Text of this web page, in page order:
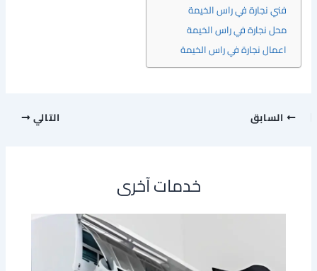
فني نجارة في راس الخيمة
محل نجارة في راس الخيمة
اعمال نجارة في راس الخيمة
السابق التالي
خدمات آخرى